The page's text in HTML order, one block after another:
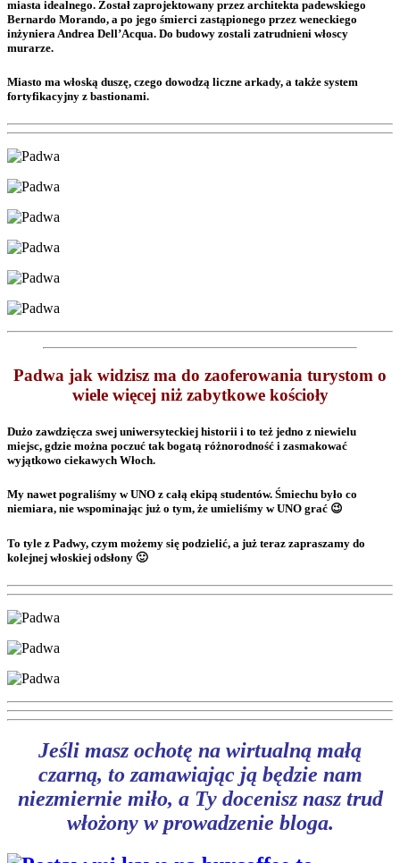
miasta idealnego. Został zaprojektowany przez architekta padewskiego
Bernardo Morando, a po jego śmierci zastąpionego przez weneckiego
inżyniera Andrea Dell’Acqua. Do budowy zostali zatrudnieni włoscy
murarze.
Miasto ma włoską duszę, czego dowodzą liczne arkady, a także system
fortyfikacyjny z bastionami.
Padwa jak widzisz ma do zaoferowania turystom o
wiele więcej niż zabytkowe kościoły
Dużo zawdzięcza swej uniwersyteckiej historii i to też jedno z niewielu
miejsc, gdzie można poczuć tak bogatą różnorodność i zasmakować
wyjątkowo ciekawych Włoch.
My nawet pograliśmy w UNO z całą ekipą studentów. Śmiechu było co
niemiara, nie wspominając już o tym, że umieliśmy w UNO grać 😉
To tyle z Padwy, czym możemy się podzielić, a już teraz zapraszamy do
kolejnej włoskiej odsłony 🙂
Jeśli masz ochotę na wirtualną małą
czarną, to zamawiając ją będzie nam
niezmiernie miło, a Ty docenisz nasz trud
włożony w prowadzenie bloga.